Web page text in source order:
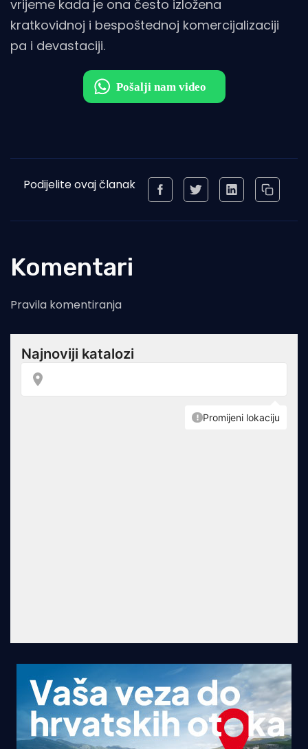
vrijeme kada je ona često izložena
kratkovidnoj i bespoštednoj komercijalizaciji
pa i devastaciji.
Podijelite ovaj članak
Komentari
Pravila komentiranja